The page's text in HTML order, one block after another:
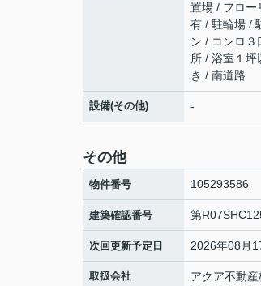
置場 / フロー
有 / 駐輪場 /
ン / コンロ
所 / 浴室１坪
き / 南道路
設備(その他) -
その他
物件番号 105293586
建築確認番号 第
次回更新予定日 2026年08月
取扱会社
アクア不動